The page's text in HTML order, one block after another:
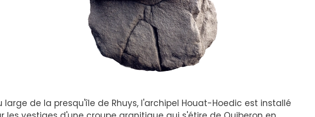
large de la presqu'île de Rhuys, l'archipel Houat-Hoedic est installé